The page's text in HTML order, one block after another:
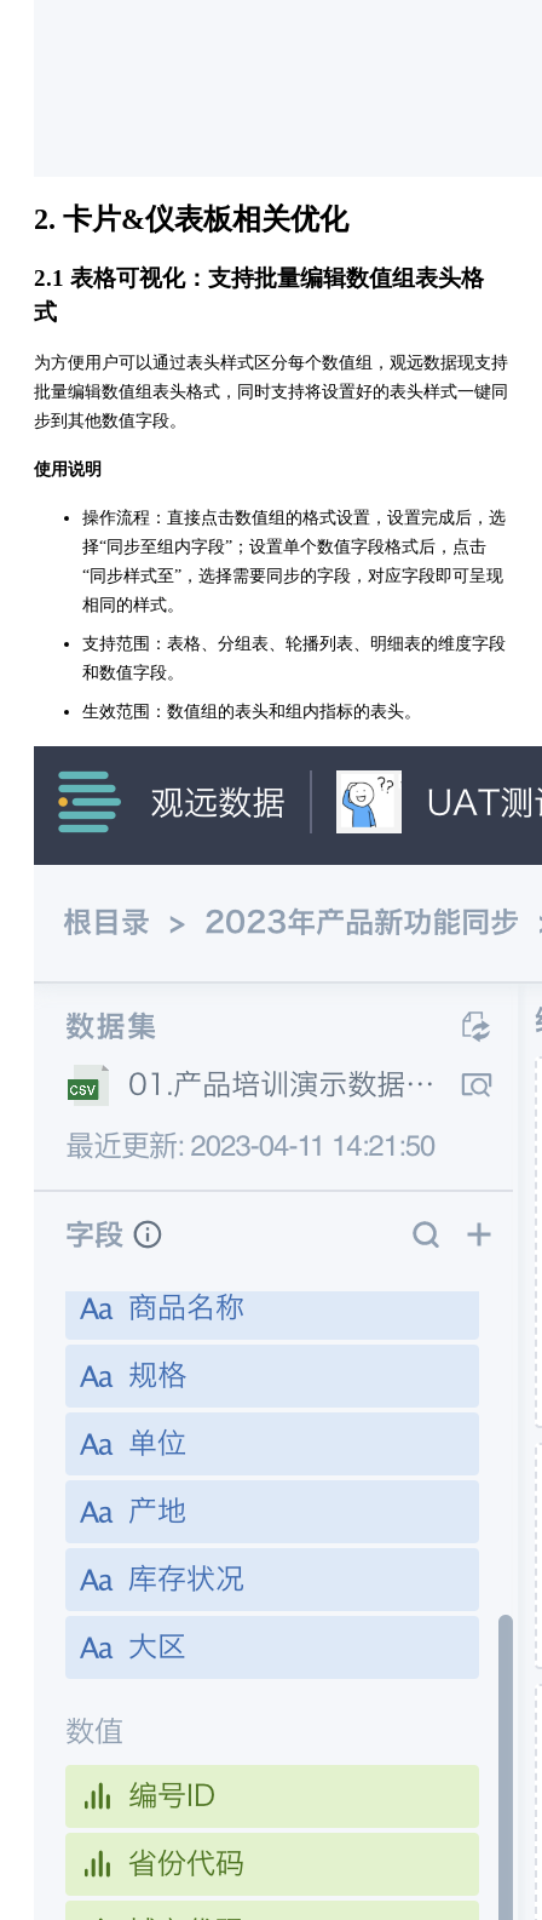
2. 卡片&仪表板相关优化
2.1 表格可视化：支持批量编辑数值组表头格
式
为方便用户可以通过表头样式区分每个数值组，观远数据现支持
批量编辑数值组表头格式，同时支持将设置好的表头样式一键同
步到其他数值字段。
使用说明
操作流程：直接点击数值组的格式设置，设置完成后，选
择“同步至组内字段”；设置单个数值字段格式后，点击
“同步样式至”，选择需要同步的字段，对应字段即可呈现
相同的样式。
支持范围：表格、分组表、轮播列表、明细表的维度字段
和数值字段。
生效范围：数值组的表头和组内指标的表头。